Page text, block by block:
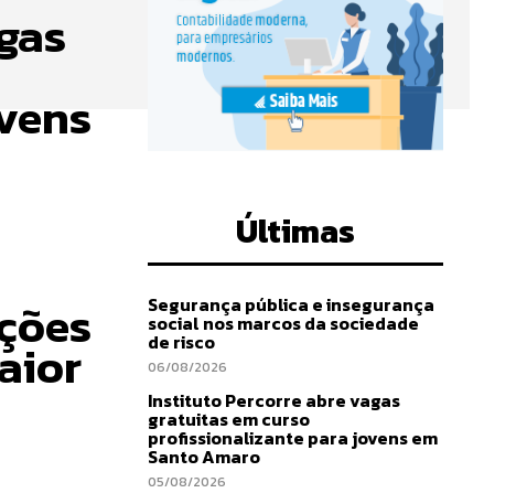
Últimas
Segurança pública e insegurança
social nos marcos da sociedade
de risco
06/08/2026
Instituto Percorre abre vagas
gratuitas em curso
profissionalizante para jovens em
Santo Amaro
05/08/2026